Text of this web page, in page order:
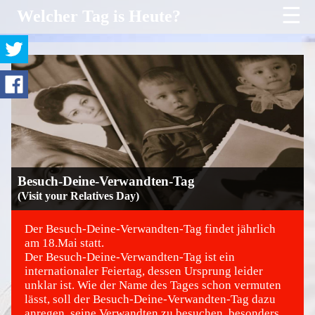
Welcher Tag is Heute? ☰
Besuch-Deine-Verwandten-Tag
(Visit your Relatives Day)
©
Der Besuch-Deine-Verwandten-Tag findet jährlich
am 18.Mai statt.
Der Besuch-Deine-Verwandten-Tag ist ein
internationaler Feiertag, dessen Ursprung leider
unklar ist. Wie der Name des Tages schon vermuten
lässt, soll der Besuch-Deine-Verwandten-Tag dazu